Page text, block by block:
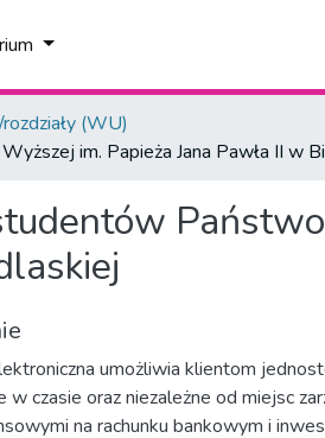
(WU)
im. Papieża Jana Pawła II w
umożliwia klientom
w czasie oraz niezależne od miejsc
na rachunku bankowym i